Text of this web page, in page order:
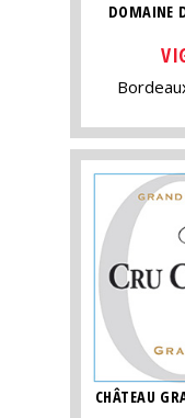
DOMAINE
CHÂTEAU